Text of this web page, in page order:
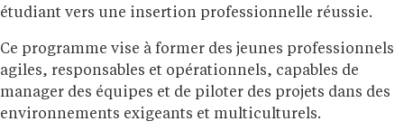
étudiant vers une insertion professionnelle réussie.
Ce programme vise à former des jeunes professionnels
agiles, responsables et opérationnels, capables de
manager des équipes et de piloter des projets dans des
environnements exigeants et multiculturels.